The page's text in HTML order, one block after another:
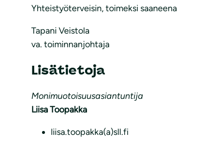
Yhteistyöterveisin, toimeksi saaneena
Tapani Veistola
va. toiminnanjohtaja
Lisätietoja
Monimuotoisuusasiantuntija
Liisa Toopakka
liisa.toopakka(a)sll.fi